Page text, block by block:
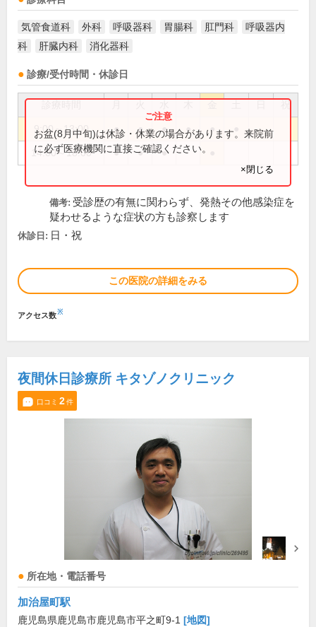
気管食道科 外科 呼吸器科 胃腸科 肛門科
呼吸器内
科
肝臓内科 消化器科
診療/受付時間・休診日
祝
9:00～13:00 ● ● ● ● ●
14:00～18:00 ● ● ●
お盆(8月中旬)は休診・休業の場合があります。来院前
に必ず医療機関に直接ご確認ください。
×閉じる
備考: 受診歴の有無に関わらず、発熱その他感染症を
疑わせるような症状の方も診察します
休診日: 日・祝
この医院の詳細をみる
アクセス数※
夜間休日診療所 キタゾノクリニック
口コミ 2件
所在地・電話番号
加治屋町駅
鹿児島県鹿児島市鹿児島市平之町9-1 [地図]